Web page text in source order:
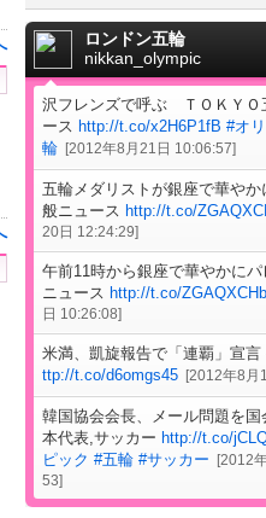
ロンドン五輪
nikkan_olympic
沢フレンズで呼ぶ ＴＯＫＹＯ
ース http://t.co/x2H6P1fB #オ
輪 [2012年8月21日 10:06:57]
五輪メダリストが銀座で華や
般ニュース http://t.co/
20日 12:24:29]
午前11時から銀座で華やかに
ニュース http://t.co/ZGAQXCHb
日 10:26:08]
米満、凱旋報告で「連覇」宣
ttp://t.co/d6omgs45 [2012年8月
韓国協会会長、メール問題を
本代表,サッカー http://t.co/
ピック #五輪 #サッカー [2012
53]